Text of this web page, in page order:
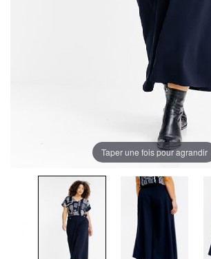
Taper une fois pour agrandir